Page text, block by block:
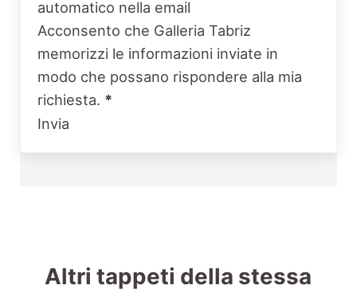
automatico nella email
Acconsento che Galleria Tabriz
memorizzi le informazioni inviate in
modo che possano rispondere alla mia
richiesta. *
Invia
Altri tappeti della stessa